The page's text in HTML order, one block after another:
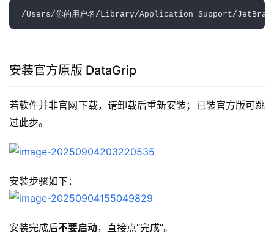
安装官方原版 DataGrip
若软件并非官网下载，请卸载后重新安装；已装官方版可跳
过此步。
安装步骤如下：
安装完成后不要启动，直接点“完成”。